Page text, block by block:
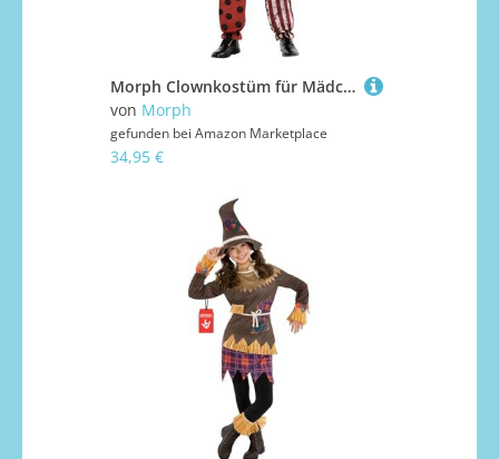
Morph Clownkostüm für Mädchen, Regenbogen Clown, Perfekt für Halloween und Karneval, Kinderkostüm, 12-14 Jahre
von Morph
gefunden bei Amazon Marketplace
34,95 €